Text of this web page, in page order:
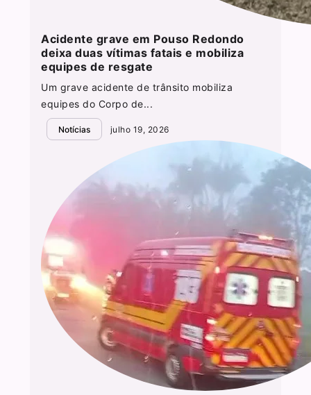
Acidente grave em Pouso Redondo
deixa duas vítimas fatais e mobiliza
equipes de resgate
Um grave acidente de trânsito mobiliza
equipes do Corpo de...
Notícias julho 19, 2026